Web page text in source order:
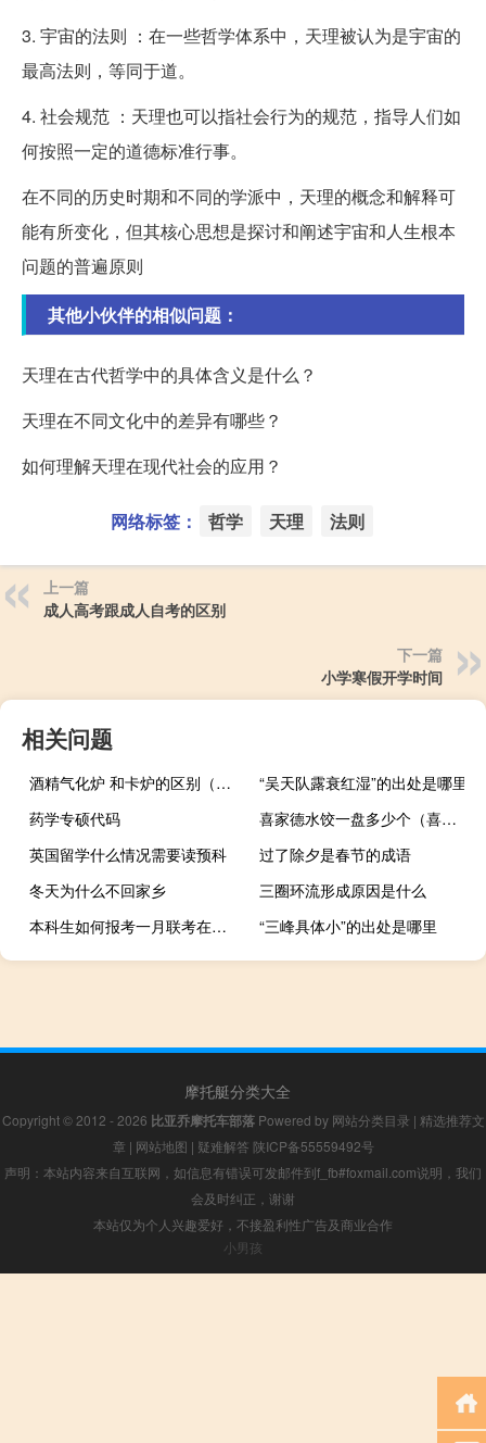
3. 宇宙的法则 ：在一些哲学体系中，天理被认为是宇宙的
最高法则，等同于道。
4. 社会规范 ：天理也可以指社会行为的规范，指导人们如
何按照一定的道德标准行事。
在不同的历史时期和不同的学派中，天理的概念和解释可
能有所变化，但其核心思想是探讨和阐述宇宙和人生根本
问题的普遍原则
其他小伙伴的相似问题：
天理在古代哲学中的具体含义是什么？
天理在不同文化中的差异有哪些？
如何理解天理在现代社会的应用？
网络标签： 哲学 天理 法则
上一篇
成人高考跟成人自考的区别
下一篇
小学寒假开学时间
相关问题
酒精气化炉 和卡炉的区别（酒精气化炉）
“吴天队露衰红湿”的出处是哪里
药学专硕代码
喜家德水饺一盘多少个（喜家德水饺一盘有几个）
英国留学什么情况需要读预科
过了除夕是春节的成语
冬天为什么不回家乡
三圈环流形成原因是什么
本科生如何报考一月联考在职研究生
“三峰具体小”的出处是哪里
摩托艇分类大全
Copyright © 2012 - 2026 比亚乔摩托车部落Powered by 网站分类目录 | 精选推荐文
章 | 网站地图 | 疑难解答 陕ICP备55559492号
声明：本站内容来自互联网，如信息有错误可发邮件到f_fb#foxmail.com说明，我们
会及时纠正，谢谢
本站仅为个人兴趣爱好，不接盈利性广告及商业合作
小男孩